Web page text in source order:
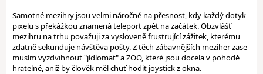
Samotné mezihry jsou velmi náročné na přesnost, kdy každý dotyk
pixelu s překážkou znamená teleport zpět na začátek. Obzvlášť
mezihru na trhu považuji za vysloveně frustrující zážitek, kterému
zdatně sekunduje návštěva pošty. Z těch zábavnějších meziher zase
musím vyzdvihnout "jídlomat" a ZOO, které jsou docela v pohodě
hratelné, aniž by člověk měl chuť hodit joystick z okna.